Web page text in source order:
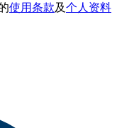
使用条款及个人资料